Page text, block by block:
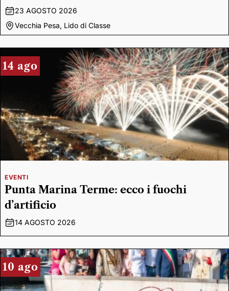
23 AGOSTO 2026
Vecchia Pesa, Lido di Classe
14 ago
EVENTI
Punta Marina Terme: ecco i fuochi
d’artificio
14 AGOSTO 2026
10 ago